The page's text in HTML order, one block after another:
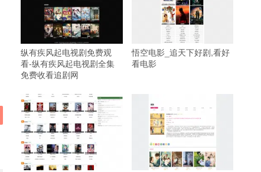
纵有疾风起电视剧免费观
看-纵有疾风起电视剧全集
免费收看追剧网
悟空电影_追天下好剧,看好
看电影